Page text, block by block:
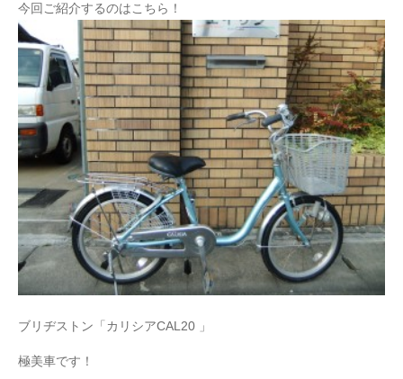
今回ご紹介するのはこちら！
ブリヂストン「カリシアCAL20 」
極美車です！